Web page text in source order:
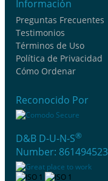
Información
Preguntas Frecuentes
Testimonios
Términos de Uso
Política de Privacidad
Cómo Ordenar
Reconocido Por
D&B D-U-N-S®
Number: 861494523